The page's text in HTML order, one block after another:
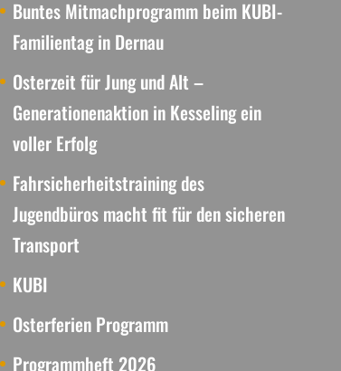
Buntes Mitmachprogramm beim KUBI-
Familientag in Dernau
Osterzeit für Jung und Alt –
Generationenaktion in Kesseling ein
voller Erfolg
Fahrsicherheitstraining des
Jugendbüros macht fit für den sicheren
Transport
KUBI
Osterferien Programm
Programmheft 2026